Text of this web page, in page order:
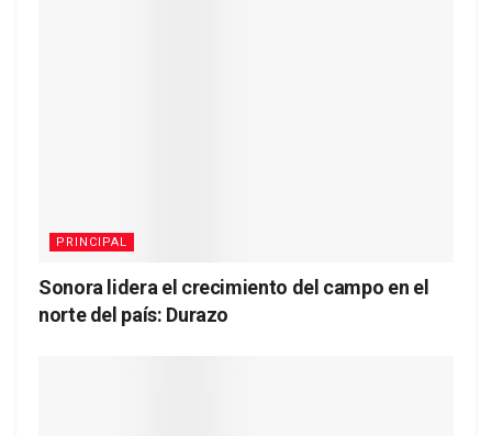
PRINCIPAL
Sonora lidera el crecimiento del campo en el
norte del país: Durazo